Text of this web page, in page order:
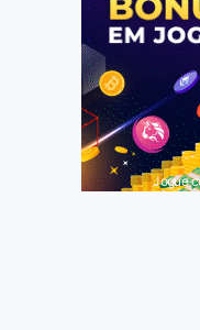
Jogue